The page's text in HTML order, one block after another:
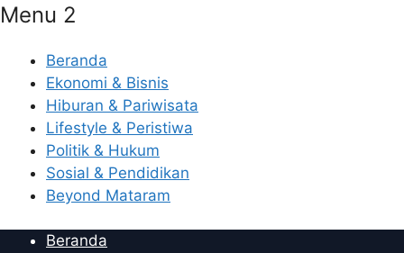
Menu 2
Beranda
Ekonomi & Bisnis
Hiburan & Pariwisata
Lifestyle & Peristiwa
Politik & Hukum
Sosial & Pendidikan
Beyond Mataram
Beranda